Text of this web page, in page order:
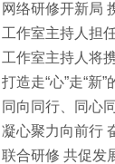
网络研修开新局
工作室主持人担
工作室主持人将
打造走“心”走“新
同向同行、同心
凝心聚力向前行
联合研修 共促发